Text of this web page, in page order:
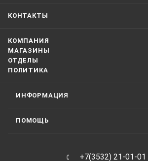
КОНТАКТЫ
КОМПАНИЯ
МАГАЗИНЫ
ОТДЕЛЫ
ПОЛИТИКА
ИНФОРМАЦИЯ
ПОМОЩЬ
+7(3532) 21-01-01